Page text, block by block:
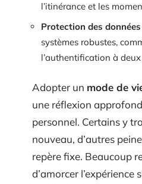
l’itinérance et les
Protection des données
systèmes robustes,
l’authentification à
Adopter un mode de
une réflexion
personnel. Certains y
nouveau, d’autres
repère fixe. Beaucoup
d’amorcer l’expérience